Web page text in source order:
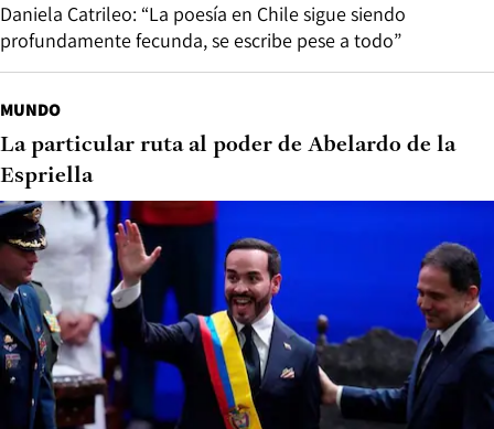
Daniela Catrileo: “La poesía en Chile sigue siendo
profundamente fecunda, se escribe pese a todo”
MUNDO
La particular ruta al poder de Abelardo de la
Espriella